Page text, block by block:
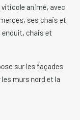
animé, avec
ses chais et
enduit, chais et
sur les façades
murs nord et la